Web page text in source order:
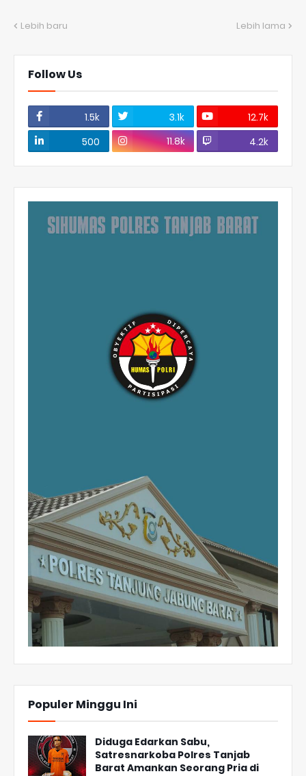
Lebih baru Lebih lama
Follow Us
1.5k 3.1k
12.7k
500
11.8k 4.2k
Populer Minggu Ini
Diduga Edarkan Sabu,
Satresnarkoba Polres Tanjab
Barat Amankan Seorang Pria di